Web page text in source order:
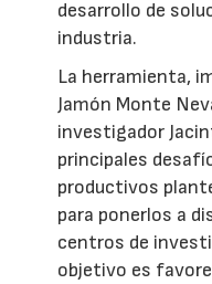
desarrollo de
industria.
La herramienta,
Jamón Monte
investigador
principales
productivos
para ponerlos a
centros de
objetivo es